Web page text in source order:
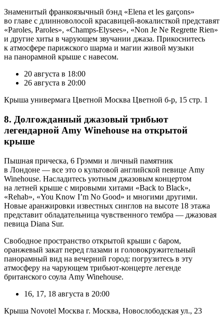
Знаменитый франкоязычный бэнд «Elena et les garçons»
во главе с длинноволосой красавицей-вокалисткой представят
«Paroles, Paroles», «Champs-Elysees», «Non Je Ne Regrette Rien»
и другие хиты в чарующем звучании джаза. Прикоснитесь
к атмосфере парижского шарма и магии живой музыки
на панорамной крыше с навесом.
20 августа в 18:00
26 августа в 20:00
Крыша универмага Цветной Москва Цветной б-р, 15 стр. 1
8. Долгожданный джазовый трибьют
легендарной Amy Winehouse на открытой
крыше
Пышная прическа, 6 Грэмми и личный памятник
в Лондоне — все это о культовой английской певице Amy
Winehouse. Насладитесь уютным джазовым концертом
на летней крыше с мировыми хитами «Back to Black»,
«Rehab», «You Know I’m No Good» и многими другими.
Новые аранжировки известных синглов на высоте 18 этажа
представит обладательница чувственного тембра — джазовая
певица Diana Sur.
Свободное пространство открытой крыши с баром,
оранжевый закат перед глазами и головокружительный
панорамный вид на вечерний город: погрузитесь в эту
атмосферу на чарующем трибьют-концерте легенде
британского соула Amy Winehouse.
16, 17, 18 августа в 20:00
Крыша Novotel Москва г. Москва, Новослободская ул., 23